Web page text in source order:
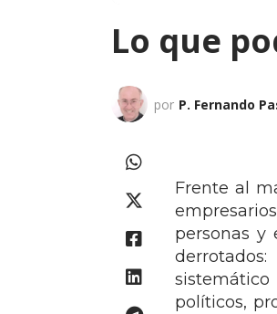
Lo que
por P. Fernando
Frente al
personas y
políticos,